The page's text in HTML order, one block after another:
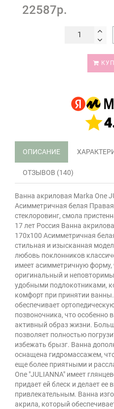
22587р.
ОПИСАНИЕ
ОТЗЫВОВ (140)
Ванна акриловая Marka One
Асимметричная белая
стеклоровинг, смола
17 лет Россия Ванна
170х100 Асимметричная
стильная и изысканная
любовь поклонников
имеет асимметричную форму,
оригинальный и
удобными подлокотниками,
комфорт при принятии
обеспечивает
позвоночника, что особенно
активный образ жизни.
позволяет полностью
избежать брызг. Ванна
оснащена гидромассажем,
еще более приятными и
One "JULIANNA" имеет
придает ей блеск и делает ее
привлекательным. Ванна
акрила, который